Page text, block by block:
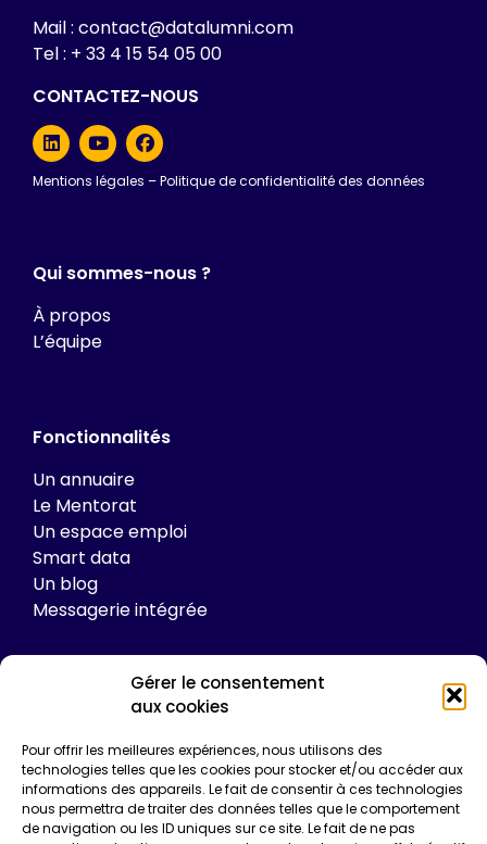
Gérer le consentement
aux cookies
Pour offrir les meilleures expériences, nous utilisons des
technologies telles que les cookies pour stocker et/ou accéder aux
informations des appareils. Le fait de consentir à ces technologies
nous permettra de traiter des données telles que le comportement
de navigation ou les ID uniques sur ce site. Le fait de ne pas
Mail : contact@datalumni.com
Tel : + 33 4 15 54 05 00
CONTACTEZ-NOUS
Mentions légales –Politique de confidentialité des données
Qui sommes-nous ?
À propos
L’équipe
Fonctionnalités
Un annuaire
Le Mentorat
Un espace emploi
Smart data
Un blog
Messagerie intégrée
Plateforme
Formations
Enquêtes de certification
Communication